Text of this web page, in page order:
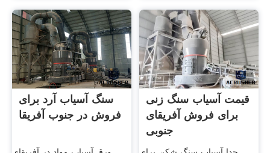
سنگ آسیاب آرد برای
فروش در جنوب آفریقا
قیمت آسیاب سنگ زنی
برای فروش آفریقای
جنوبی